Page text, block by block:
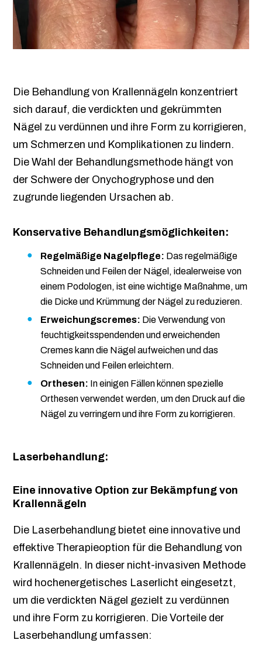
Die Behandlung von Krallennägeln konzentriert
sich darauf, die verdickten und gekrümmten
Nägel zu verdünnen und ihre Form zu korrigieren,
um Schmerzen und Komplikationen zu lindern.
Die Wahl der Behandlungsmethode hängt von
der Schwere der Onychogryphose und den
zugrunde liegenden Ursachen ab.
Konservative Behandlungsmöglichkeiten:
Regelmäßige Nagelpflege: Das regelmäßige
Schneiden und Feilen der Nägel, idealerweise von
einem Podologen, ist eine wichtige Maßnahme, um
die Dicke und Krümmung der Nägel zu reduzieren.
Erweichungscremes: Die Verwendung von
feuchtigkeitsspendenden und erweichenden
Cremes kann die Nägel aufweichen und das
Schneiden und Feilen erleichtern.
Orthesen: In einigen Fällen können spezielle
Orthesen verwendet werden, um den Druck auf die
Nägel zu verringern und ihre Form zu korrigieren.
Laserbehandlung:
Eine innovative Option zur Bekämpfung von
Krallennägeln
Die Laserbehandlung bietet eine innovative und
effektive Therapieoption für die Behandlung von
Krallennägeln. In dieser nicht-invasiven Methode
wird hochenergetisches Laserlicht eingesetzt,
um die verdickten Nägel gezielt zu verdünnen
und ihre Form zu korrigieren. Die Vorteile der
Laserbehandlung umfassen: